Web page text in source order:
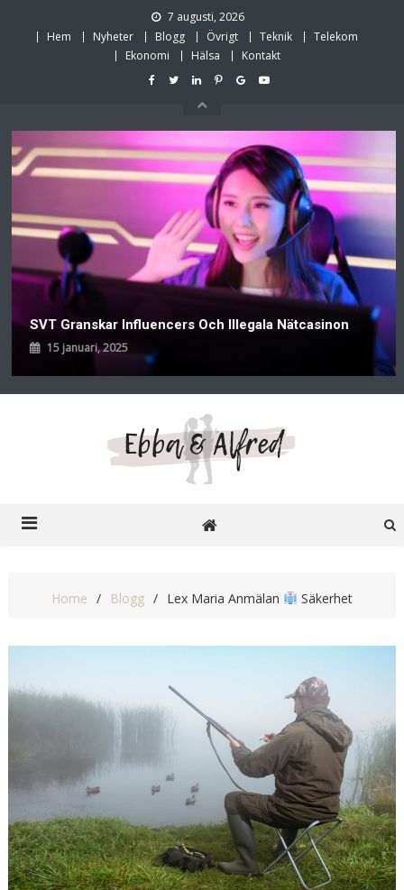
7 augusti, 2026
Hem
Nyheter Blogg Övrigt Teknik
Telekom
Ekonomi
Hälsa Kontakt
SVT Granskar Influencers Och Illegala Nätcasinon
15 januari, 2025
Home Blogg Lex Maria Anmälan Säkerhet